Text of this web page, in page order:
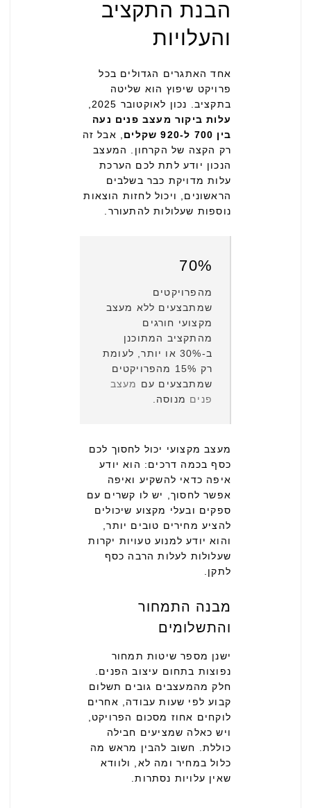
הבנת התקציב
והעלויות
אחד האתגרים הגדולים בכל
פרויקט שיפוץ הוא שליטה
בתקציב. נכון לאוקטובר 2025,
עלות ביקור מעצב פנים נעה
בין 700 ל-920 שקלים
, אבל זה
רק הקצה של הקרחון. המעצב
הנכון יודע לתת לכם הערכת
עלות מדויקת כבר בשלבים
הראשונים, ויכול לחזות הוצאות
נוספות שעלולות להתעורר.
70%
מהפרויקטים
שמתבצעים ללא מעצב
מקצועי חורגים
מהתקציב המתוכנן
ב-30% או יותר, לעומת
רק 15% מהפרויקטים
שמתבצעים עם מעצב
פנים מנוסה.
מעצב מקצועי יכול לחסוך לכם
כסף בכמה דרכים: הוא יודע
איפה כדאי להשקיע ואיפה
אפשר לחסוך, יש לו קשרים עם
ספקים ובעלי מקצוע שיכולים
להציע מחירים טובים יותר,
והוא יודע למנוע טעויות יקרות
שעלולות לעלות הרבה כסף
לתקן.
מבנה התמחור
והתשלומים
ישנן מספר שיטות תמחור
נפוצות בתחום עיצוב הפנים.
חלק מהמעצבים גובים תשלום
קבוע לפי שעות עבודה, אחרים
לוקחים אחוז מסכום הפרויקט,
ויש כאלה שמציעים חבילה
כוללת. חשוב להבין מראש מה
כלול במחיר ומה לא, ולוודא
שאין עלויות נסתרות.